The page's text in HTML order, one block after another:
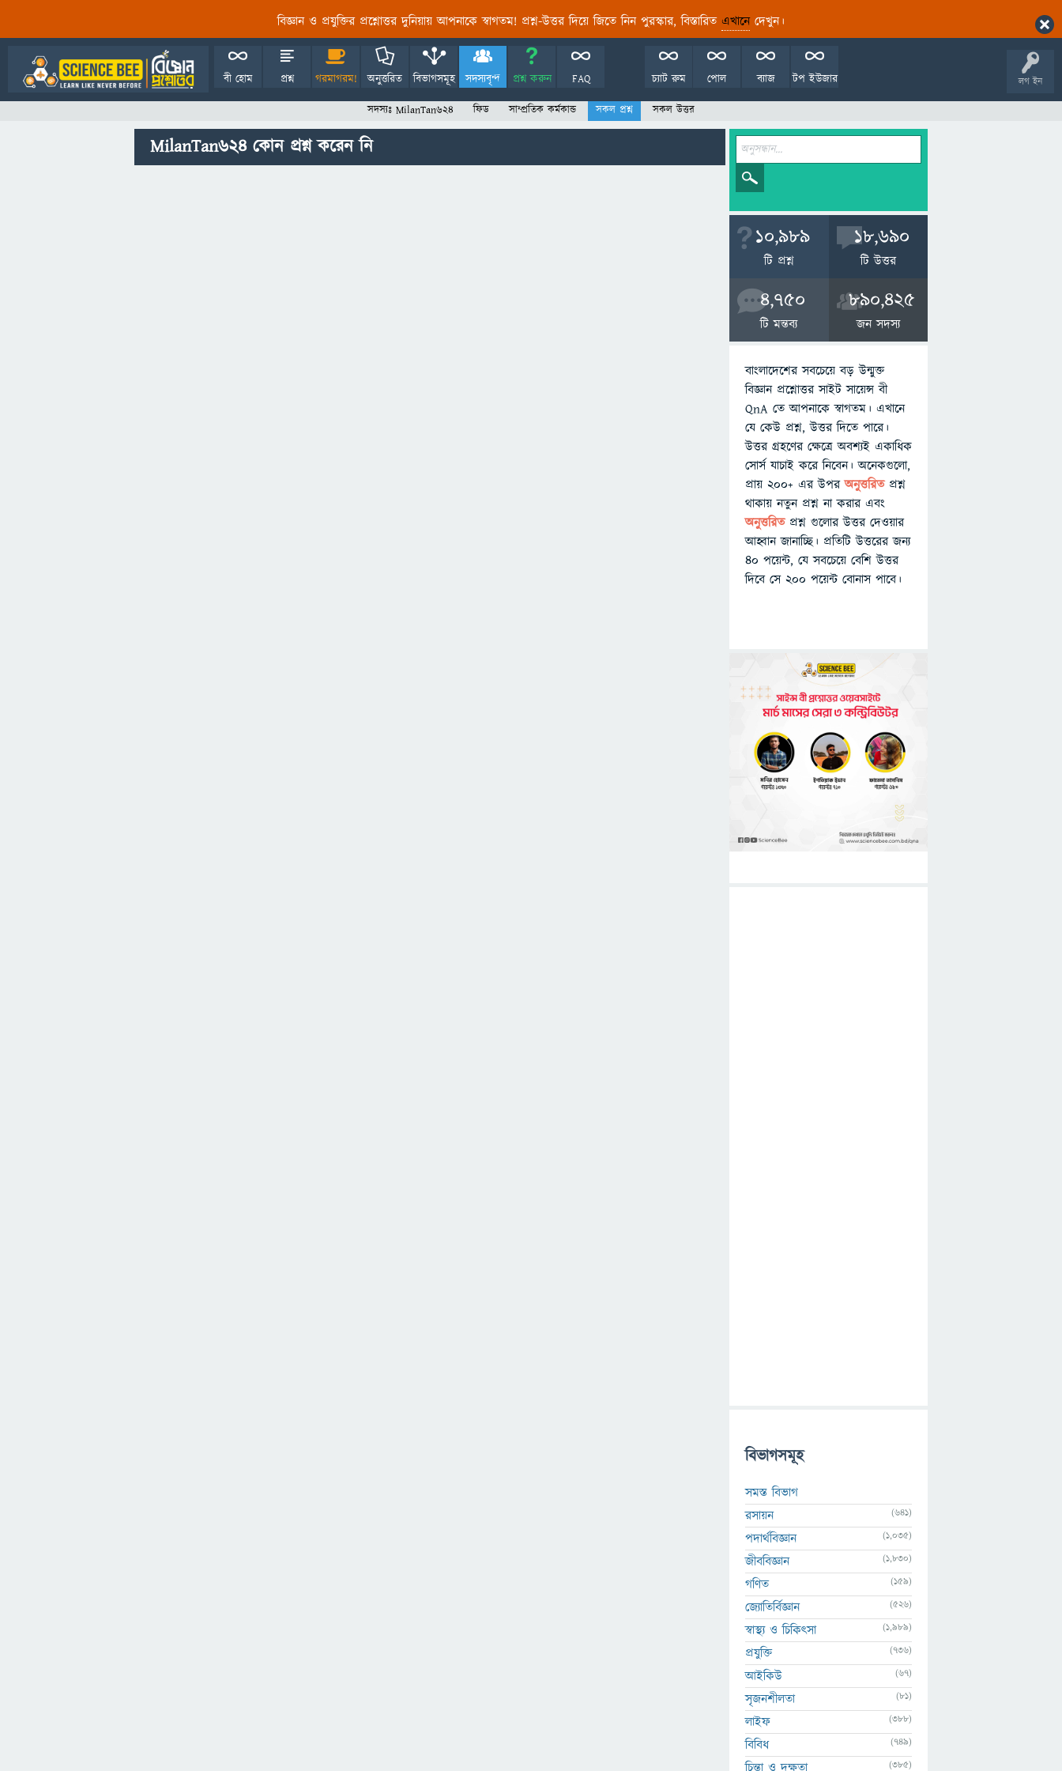
বিজ্ঞান ও প্রযুক্তির প্রশ্নোত্তর দুনিয়ায় আপনাকে স্বাগতম! প্রশ্ন-উত্তর দিয়ে জিতে নিন পুরস্কার, বিস্তারিত এখানেদেখুন।
লগ ইন
বী হোম প্রশ্ন গরমাগরম! অনুত্তরিত বিভাগসমূহ সদস্যবৃন্দ প্রশ্ন করুন FAQ টপ ইউজার
ব্যাজ
পোল
চ্যাট রুম
সদস্যঃ MilanTan624 ফিড সাম্প্রতিক কর্মকান্ড সকল প্রশ্ন সকল উত্তর
MilanTan624 কোন প্রশ্ন করেন নি
10,989
টি প্রশ্ন
18,690
টি উত্তর
4,750
টি মন্তব্য
890,425
জন সদস্য
বাংলাদেশের সবচেয়ে বড় উন্মুক্ত
বিজ্ঞান প্রশ্নোত্তর সাইট সায়েন্স বী
QnA তে আপনাকে স্বাগতম। এখানে
যে কেউ প্রশ্ন, উত্তর দিতে পারে।
উত্তর গ্রহণের ক্ষেত্রে অবশ্যই একাধিক
সোর্স যাচাই করে নিবেন। অনেকগুলো,
প্রায় ২০০+ এর উপরঅনুত্তরিতপ্রশ্ন
থাকায় নতুন প্রশ্ন না করার এবং
অনুত্তরিত প্রশ্ন গুলোর উত্তর দেওয়ার
আহ্বান জানাচ্ছি। প্রতিটি উত্তরের জন্য
৪০ পয়েন্ট, যে সবচেয়ে বেশি উত্তর
দিবে সে ২০০ পয়েন্ট বোনাস পাবে।
বিভাগসমূহ
সমস্ত বিভাগ
রসায়ন
(641)
পদার্থবিজ্ঞান (1,035)
জীববিজ্ঞান (1,830)
গণিত (159)
জ্যোতির্বিজ্ঞান (526)
স্বাস্থ্য ও চিকিৎসা (1,989)
প্রযুক্তি (736)
আইকিউ (67)
সৃজনশীলতা (81)
লাইফ (388)
বিবিধ (749)
চিন্তা ও দক্ষতা (385)